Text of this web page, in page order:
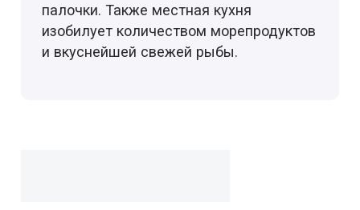
палочки. Также местная кухня
изобилует количеством морепродуктов
и вкуснейшей свежей рыбы.